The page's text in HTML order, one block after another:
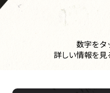
数字をタ
詳しい情報を見